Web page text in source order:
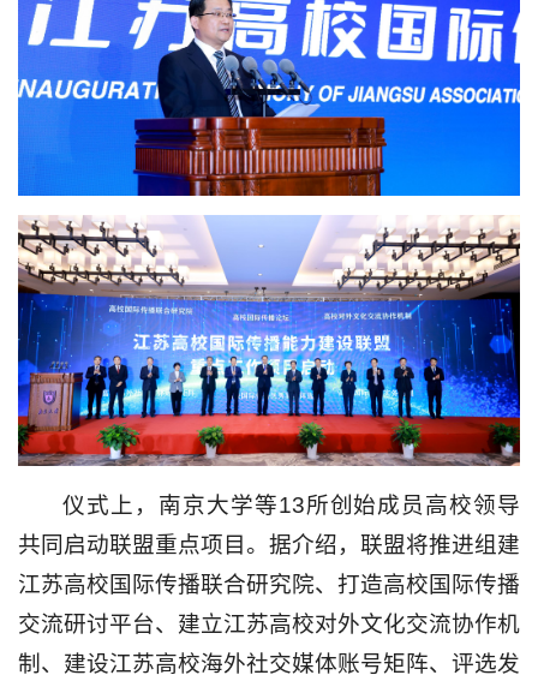
仪式上，南京大学等13所创始成员高校领导
共同启动联盟重点项目。据介绍，联盟将推进组建
江苏高校国际传播联合研究院、打造高校国际传播
交流研讨平台、建立江苏高校对外文化交流协作机
制、建设江苏高校海外社交媒体账号矩阵、评选发